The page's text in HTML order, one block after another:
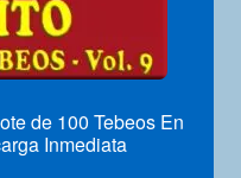
de 100 Tebeos En
Inmediata